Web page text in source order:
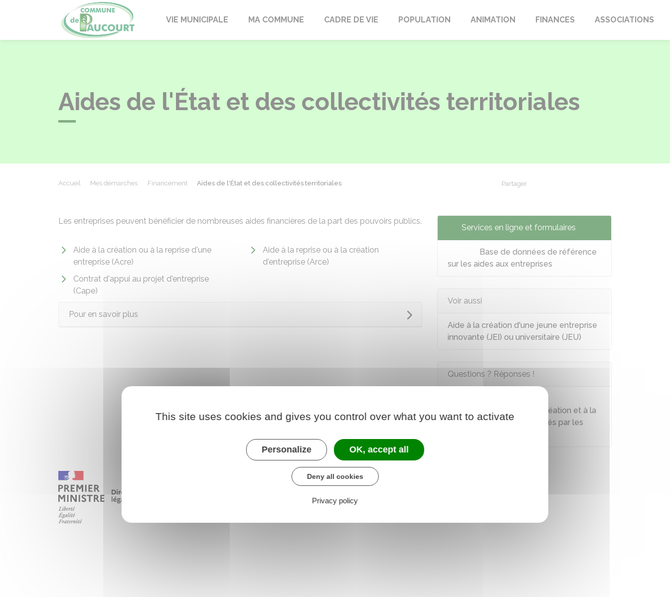
PaucourtVIE MUNICIPALE MA COMMUNE CADRE DE VIE POPULATION ANIMATION FINANCES ASSOCIATIONS
Aides de l'État et des collectivités territoriales
Accueil Mes démarches Financement Aides de l'État et des collectivités territoriales Partager
Les entreprises peuvent bénéficier de nombreuses aides financières de la part des pouvoirs publics.
Aide à la création ou à la reprise d'une
entreprise (Acre)
Aide à la reprise ou à la création
d'entreprise (Arce)
Contrat d'appui au projet d'entreprise
(Cape)
Pour en savoir plus
Services en ligne et formulaires
Base de données de référence
sur les aides aux entreprises
Voir aussi
Aide à la création d'une jeune entreprise
innovante (JEI) ou universitaire (JEU)
Questions ? Réponses !
d'accompagnement à la création et à la
reprise d'entreprise proposés par les
This site uses cookies and gives you control over what you want to activate
Personalize OK, accept all
Deny all cookies
Privacy policy